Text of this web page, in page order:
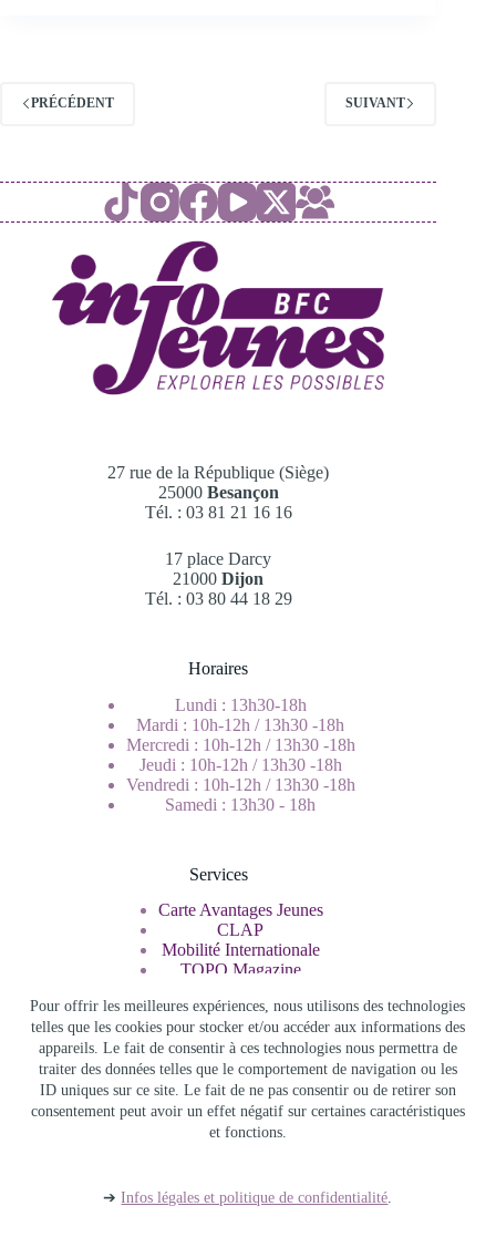
Pour offrir les meilleures expériences, nous utilisons des technologies
telles que les cookies pour stocker et/ou accéder aux informations des
appareils. Le fait de consentir à ces technologies nous permettra de
traiter des données telles que le comportement de navigation ou les
ID uniques sur ce site. Le fait de ne pas consentir ou de retirer son
consentement peut avoir un effet négatif sur certaines caractéristiques
et fonctions.
➔Infos légales et politique de confidentialité.
20
PRÉCÉDENT SUIVANT
27 rue de la République (Siège)
25000 Besançon
Tél. : 03 81 21 16 16
17 place Darcy
21000Dijon
Tél. : 03 80 44 18 29
Horaires
Lundi : 13h30-18h
Mardi : 10h-12h / 13h30 -18h
Mercredi : 10h-12h / 13h30 -18h
Jeudi : 10h-12h / 13h30 -18h
Vendredi : 10h-12h / 13h30 -18h
Samedi : 13h30 - 18h
Services
Carte Avantages Jeunes
CLAP
Mobilité Internationale
TOPO Magazine
Rechercher
Info Jeunes Bourgogne Franche Comté - Copyright © 2026 -
Thème WordPressBlocksypar {Creative Thèmes} - Adapté